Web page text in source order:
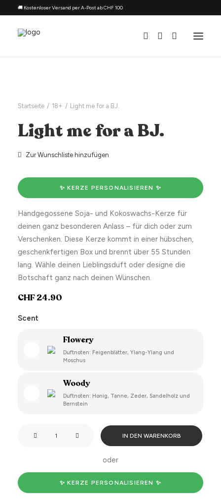
🚚 Kostenloser Versand per A-Post ab CHF 100
Nach Anlass
Thema
Nachfüllset
Kontakt
Startseite 18+ Light me for a BJ.
Light me for a BJ.
Zur Wunschliste hinzufügen
✨ KERZE PERSONALISIEREN ✨
Handgegossene Soja- und Kokoswachs-Kerze für
deinen ganz besonderen Anlass – für dich oder zum
Verschenken. Diese Kerze kommt in einer hübschen,
geschenkfertigen Box und brennt über 55 Stunden
lang. Wähle deinen Lieblingsduft oder designe die
Botschaft ganz nach deinen Wünschen.
CHF24.90
Scent
Flowery
Duftnoten: Feigenblätter, Ylang-Ylang und
Moschus
Woody
Duftnoten: Honig, Tanne, Zeder, Sandelholz und
Bernstein
BJ.
Menge
IN DEN WARENKORB
oder
✨ KERZE PERSONALISIEREN ✨